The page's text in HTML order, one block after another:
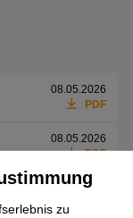
08.05.2026
PDF
08.05.2026
PDF
08.05.2026
zu